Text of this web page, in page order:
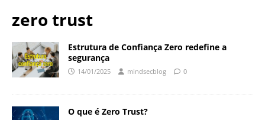
zero trust
Estrutura de Confiança Zero redefine a
segurança
14/01/2025 mindsecblog 0
O que é Zero Trust?